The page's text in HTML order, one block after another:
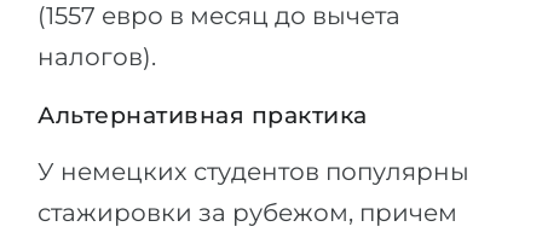
(1557 евро в месяц до вычета
налогов).
Альтернативная практика
У немецких студентов популярны
стажировки за рубежом, причем